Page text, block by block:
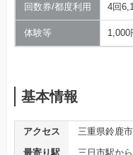
回数券/都度利用 4回
体験等 1,000
基本情報
アクセス
三重県鈴鹿
最寄り駅
三日市駅か